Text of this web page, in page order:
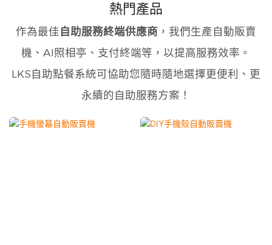
熱門產品
作為最佳自助服務終端供應商 ，我們生產自動販賣
機、AI照相亭、 支付終端等，以提高服務效率。
LKS自助點餐系統可協助您隨時隨地選擇更便利、更
永續的自助服務方案！